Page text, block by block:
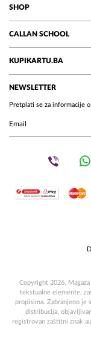
SHOP
CALLAN SCHOOL
KUPIKARTU.BA
NEWSLETTER
Pretplati se za informacije
Copyright 2026.
tekstualne elemente,
propisima. Zabranjeno je
distribucija,
registrovan zaštitni znak